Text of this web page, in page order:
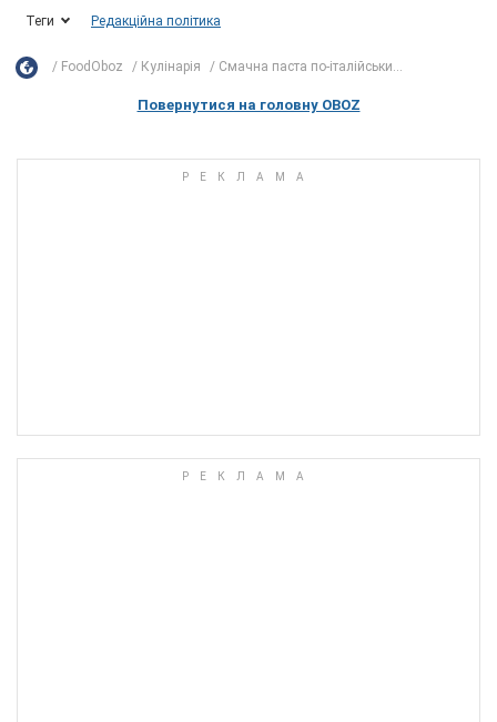
Теги Редакційна політика
FoodOboz Кулінарія Смачна паста по-італійськи...
Повернутися на головну OBOZ